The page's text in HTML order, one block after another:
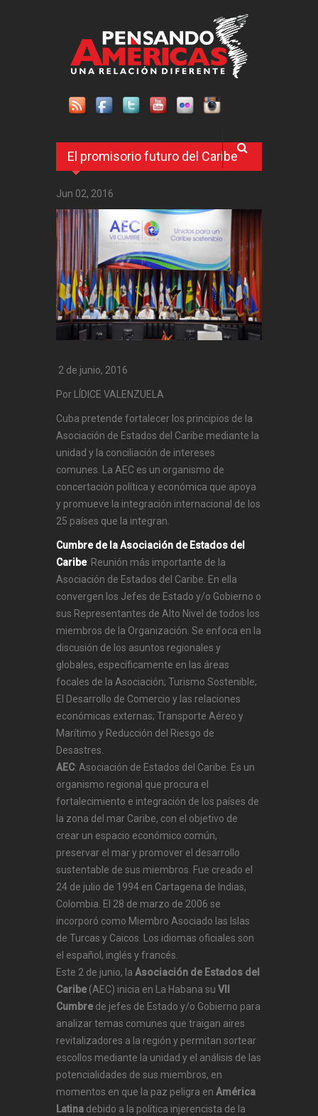
El promisorio futuro del Caribe
Jun 02, 2016
2 de junio, 2016
Por LÍDICE VALENZUELA
Cuba pretende fortalecer los principios de la
Asociación de Estados del Caribe mediante la
unidad y la conciliación de intereses
comunes. La AEC es un organismo de
concertación política y económica que apoya
y promueve la integración internacional de los
25 países que la integran.
Cumbre de la Asociación de Estados del
Caribe: Reunión más importante de la
Asociación de Estados del Caribe. En ella
convergen los Jefes de Estado y/o Gobierno o
sus Representantes de Alto Nivel de todos los
miembros de la Organización. Se enfoca en la
discusión de los asuntos regionales y
globales, específicamente en las áreas
focales de la Asociación; Turismo Sostenible;
El Desarrollo de Comercio y las relaciones
económicas externas; Transporte Aéreo y
Marítimo y Reducción del Riesgo de
Desastres.
AEC: Asociación de Estados del Caribe. Es un
organismo regional que procura el
fortalecimiento e integración de los países de
la zona del mar Caribe, con el objetivo de
crear un espacio económico común,
preservar el mar y promover el desarrollo
sustentable de sus miembros. Fue creado el
24 de julio de 1994 en Cartagena de Indias,
Colombia. El 28 de marzo de 2006 se
incorporó como Miembro Asociado las Islas
de Turcas y Caicos. Los idiomas oficiales son
el español, inglés y francés.
Este 2 de junio, la Asociación de Estados del
Caribe (AEC) inicia en La Habana su VII
Cumbre de jefes de Estado y/o Gobierno para
analizar temas comunes que traigan aires
revitalizadores a la región y permitan sortear
escollos mediante la unidad y el análisis de las
potencialidades de sus miembros, en
momentos en que la paz peligra en América
Latina debido a la política injerencista de la